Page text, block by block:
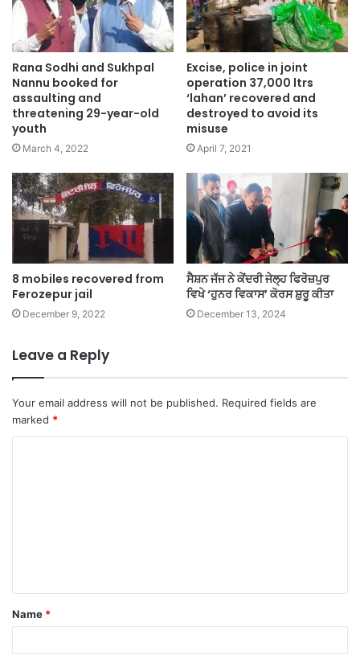
Rana Sodhi and Sukhpal
Nannu booked for
assaulting and
threatening 29-year-old
youth
March 4, 2022
Excise, police in joint
operation 37,000 ltrs
‘lahan’ recovered and
destroyed to avoid its
misuse
April 7, 2021
8 mobiles recovered from
Ferozepur jail
December 9, 2022
ਸੈਸ਼ਨ ਜੱਜ ਨੇ ਕੇਂਦਰੀ ਜੇਲ੍ਹ ਫਿਰੋਜ਼ਪੁਰ
ਵਿਖੇ ‘ਹੁਨਰ ਵਿਕਾਸ’ ਕੋਰਸ ਸ਼ੁਰੂ ਕੀਤਾ
December 13, 2024
Leave a Reply
Your email address will not be published. Required fields are
marked *
t
*
Name *